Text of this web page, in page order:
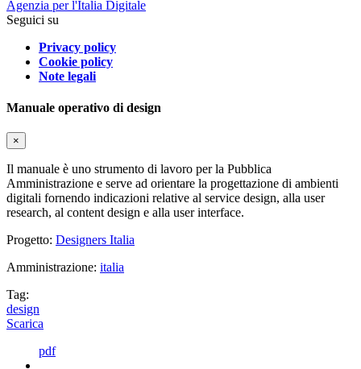
Agenzia per l'Italia Digitale
Seguici su
Privacy policy
Cookie policy
Note legali
Manuale operativo di design
×
Il manuale è uno strumento di lavoro per la Pubblica
Amministrazione e serve ad orientare la progettazione di ambienti
digitali fornendo indicazioni relative al service design, alla user
research, al content design e alla user interface.
Progetto: Designers Italia
Amministrazione: italia
Tag:
design
Scarica
pdf